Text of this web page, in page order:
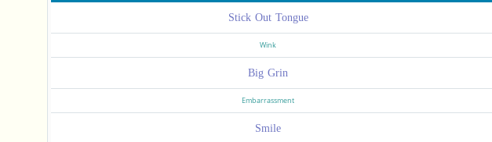
Stick Out Tongue
Wink
Big Grin
Embarrassment
Smile